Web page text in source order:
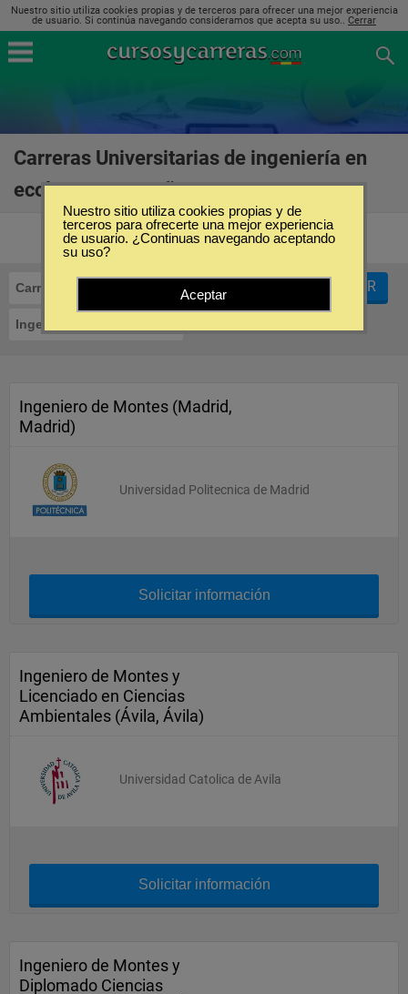
Nuestro sitio utiliza cookies propias y de terceros para ofrecer una mejor experiencia
de usuario. Si continúa navegando consideramos que acepta su uso.. Cerrar
Carreras Universitarias de ingeniería en
ecología en España
Carreras Universitarias
Ingeniería en Ecología
FILTRAR
Ingeniero de Montes (Madrid,
Madrid)
Universidad Politecnica de Madrid
Solicitar información
Ingeniero de Montes y
Licenciado en Ciencias
Ambientales (Ávila, Ávila)
Universidad Catolica de Avila
Solicitar información
Ingeniero de Montes y
Diplomado Ciencias
Nuestro sitio utiliza cookies propias y de
terceros para ofrecerte una mejor experiencia
de usuario. ¿Continuas navegando aceptando
su uso?
Aceptar